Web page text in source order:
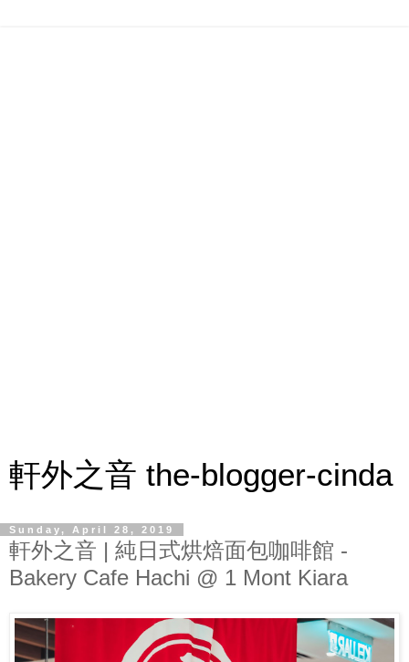
軒外之音 the-blogger-cinda
Sunday, April 28, 2019
軒外之音 | 純日式烘焙面包咖啡館 -
Bakery Cafe Hachi @ 1 Mont Kiara